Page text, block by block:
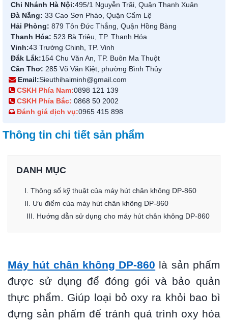
Chi Nhánh Hà Nội:495/1 Nguyễn Trãi, Quận Thanh Xuân
Đà Nẵng: 33 Cao Sơn Pháo, Quận Cẩm Lệ
Hải Phòng: 879 Tôn Đức Thắng, Quận Hồng Bàng
Thanh Hóa: 523 Bà Triệu, TP. Thanh Hóa
Vinh:43 Trường Chinh, TP. Vinh
Đắk Lắk:154 Chu Văn An, TP. Buôn Ma Thuột
Cần Thơ: 285 Võ Văn Kiệt, phường Bình Thủy
Email:Sieuthihaiminh@gmail.com
CSKH Phía Nam:0898 121 139
CSKH Phía Bắc: 0868 50 2002
Đánh giá dịch vụ:0965 415 898
Thông tin chi tiết sản phẩm
DANH MỤC
I. Thông số kỹ thuật của máy hút chân không DP-860
II. Ưu điểm của máy hút chân không DP-860
III. Hướng dẫn sử dụng cho máy hút chân không DP-860
Máy hút chân không DP-860 là sản phẩm
được sử dụng để đóng gói và bảo quản
thực phẩm. Giúp loại bỏ oxy ra khỏi bao bì
đựng sản phẩm đế tránh quá trình oxy hóa